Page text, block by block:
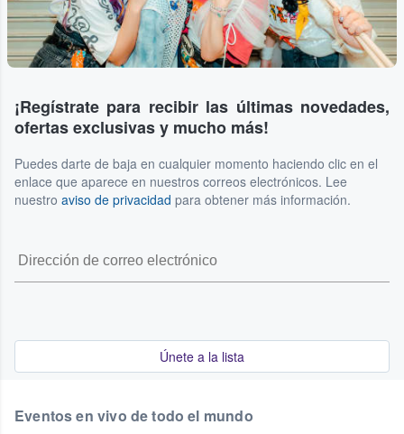
¡Regístrate para recibir las últimas novedades,
ofertas exclusivas y mucho más!
Puedes darte de baja en cualquier momento haciendo clic en el
enlace que aparece en nuestros correos electrónicos. Lee
nuestro aviso de privacidad para obtener más información.
Únete a la lista
Eventos en vivo de todo el mundo